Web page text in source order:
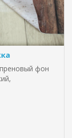
фон